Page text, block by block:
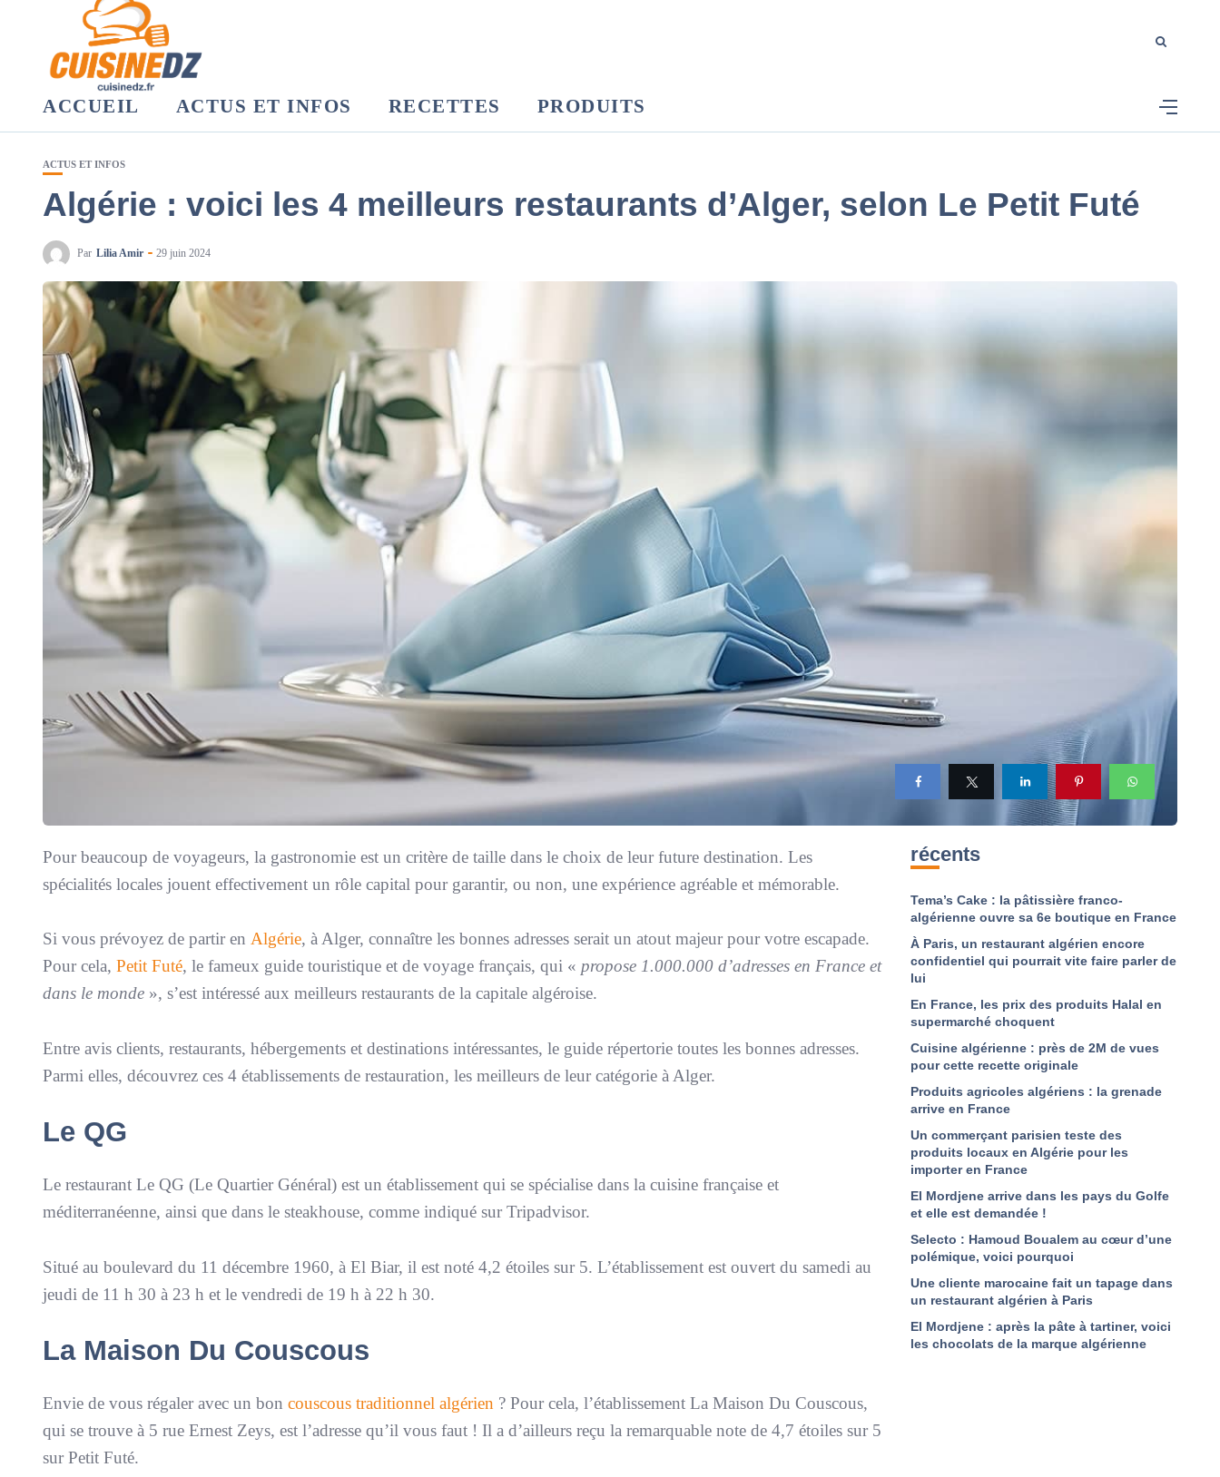
ACCUEIL ACTUS ET INFOS RECETTES PRODUITS
ACTUS ET INFOS
Algérie : voici les 4 meilleurs restaurants d’Alger, selon Le Petit Futé
Par Lilia Amir 29 juin 2024
Pour beaucoup de voyageurs, la gastronomie est un critère de taille dans le choix de leur future destination. Les
spécialités locales jouent effectivement un rôle capital pour garantir, ou non, une expérience agréable et mémorable.
Si vous prévoyez de partir en Algérie, à Alger, connaître les bonnes adresses serait un atout majeur pour votre escapade.
Pour cela, Petit Futé, le fameux guide touristique et de voyage français, qui « propose 1.000.000 d’adresses en France et
dans le monde », s’est intéressé aux meilleurs restaurants de la capitale algéroise.
Entre avis clients, restaurants, hébergements et destinations intéressantes, le guide répertorie toutes les bonnes adresses.
Parmi elles, découvrez ces 4 établissements de restauration, les meilleurs de leur catégorie à Alger.
Le QG
Le restaurant Le QG (Le Quartier Général) est un établissement qui se spécialise dans la cuisine française et
méditerranéenne, ainsi que dans le steakhouse, comme indiqué sur Tripadvisor.
Situé au boulevard du 11 décembre 1960, à El Biar, il est noté 4,2 étoiles sur 5. L’établissement est ouvert du samedi au
jeudi de 11 h 30 à 23 h et le vendredi de 19 h à 22 h 30.
La Maison Du Couscous
Envie de vous régaler avec un bon couscous traditionnel algérien ? Pour cela, l’établissement La Maison Du Couscous,
qui se trouve à 5 rue Ernest Zeys, est l’adresse qu’il vous faut ! Il a d’ailleurs reçu la remarquable note de 4,7 étoiles sur 5
sur Petit Futé.
récents
Tema’s Cake : la pâtissière franco-
algérienne ouvre sa 6e boutique en France
À Paris, un restaurant algérien encore
confidentiel qui pourrait vite faire parler de
lui
En France, les prix des produits Halal en
supermarché choquent
Cuisine algérienne : près de 2M de vues
pour cette recette originale
Produits agricoles algériens : la grenade
arrive en France
Un commerçant parisien teste des
produits locaux en Algérie pour les
importer en France
El Mordjene arrive dans les pays du Golfe
et elle est demandée !
Selecto : Hamoud Boualem au cœur d’une
polémique, voici pourquoi
Une cliente marocaine fait un tapage dans
un restaurant algérien à Paris
El Mordjene : après la pâte à tartiner, voici
les chocolats de la marque algérienne